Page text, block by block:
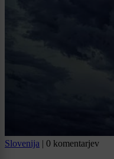
Slovenija | 0 komentarjev